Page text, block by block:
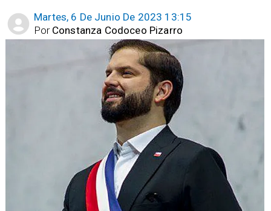
Martes, 6 De Junio De 2023 13:15
Constanza Codoceo Pizarro
Por